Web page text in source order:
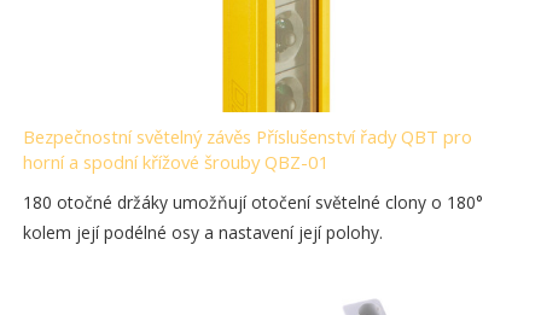
Bezpečnostní světelný závěs Příslušenství řady QBT pro
horní a spodní křížové šrouby QBZ-01
180 otočné držáky umožňují otočení světelné clony o 180°
kolem její podélné osy a nastavení její polohy.